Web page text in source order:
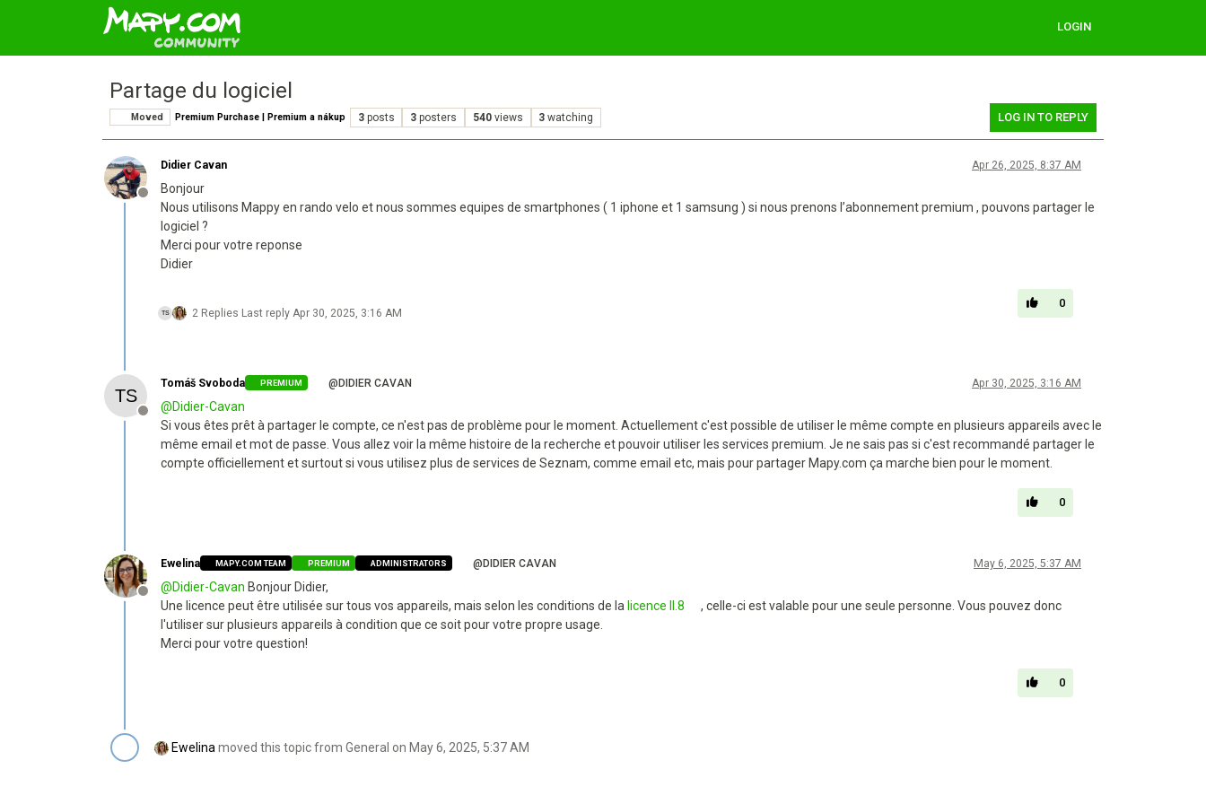
LOGIN
Partage du logiciel
Moved Premium Purchase | Premium a nákup 3 posts 3 posters 540 views 3 watching LOG IN TO REPLY
Offline
Didier Cavan Apr 26, 2025, 8:37 AM
Bonjour
Nous utilisons Mappy en rando velo et nous sommes equipes de smartphones ( 1 iphone et 1 samsung ) si nous prenons l’abonnement premium , pouvons partager le
logiciel ?
Merci pour votre reponse
Didier
2 Replies Last reply Apr 30, 2025, 3:16 AM
0
Offline
Tomáš Svoboda PREMIUM @DIDIER CAVAN Apr 30, 2025, 3:16 AM
@Didier-Cavan
Si vous êtes prêt à partager le compte, ce n'est pas de problème pour le moment. Actuellement c'est possible de utiliser le même compte en plusieurs appareils avec le
même email et mot de passe. Vous allez voir la même histoire de la recherche et pouvoir utiliser les services premium. Je ne sais pas si c'est recommandé partager le
compte officiellement et surtout si vous utilisez plus de services de Seznam, comme email etc, mais pour partager Mapy.com ça marche bien pour le moment.
0
Offline
Ewelina MAPY.COM TEAM PREMIUM ADMINISTRATORS @DIDIER CAVAN May 6, 2025, 5:37 AM
@Didier-Cavan Bonjour Didier,
Une licence peut être utilisée sur tous vos appareils, mais selon les conditions de la licence II.8
, celle-ci est valable pour une seule personne. Vous pouvez donc
l'utiliser sur plusieurs appareils à condition que ce soit pour votre propre usage.
Merci pour votre question!
0
Ewelina moved this topic from General on May 6, 2025, 5:37 AM